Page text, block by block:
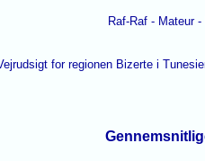
Raf-Raf - Mateur